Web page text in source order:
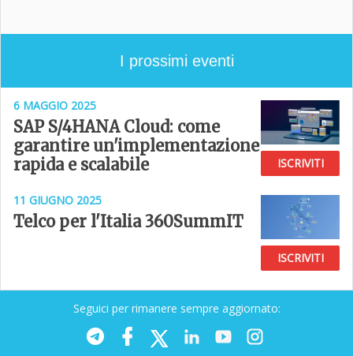
I prossimi eventi
6 MAGGIO 2025
SAP S/4HANA Cloud: come
garantire un'implementazione
rapida e scalabile
ISCRIVITI
11 GIUGNO 2025
Telco per l'Italia 360SummIT
ISCRIVITI
Seguici per rimanere sempre aggiornato: